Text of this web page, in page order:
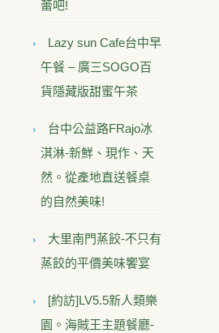
蕾吧!
Lazy sun Cafe台中早
午餐 – 廣三SOGO百
貨隱藏版甜蜜午茶
台中公益路FRajo冰
淇淋-新鮮、現作、天
然。從產地直送餐桌
的自然美味!
大里南門蒸餃-不只有
蒸餃的平價美味饗宴
[約訪]LV5.5新人類樂
園。海賊王主題餐廳-